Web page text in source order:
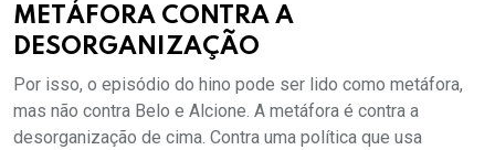
METÁFORA CONTRA A
DESORGANIZAÇÃO
Por isso, o episódio do hino pode ser lido como metáfora,
mas não contra Belo e Alcione. A metáfora é contra a
desorganização de cima. Contra uma política que usa